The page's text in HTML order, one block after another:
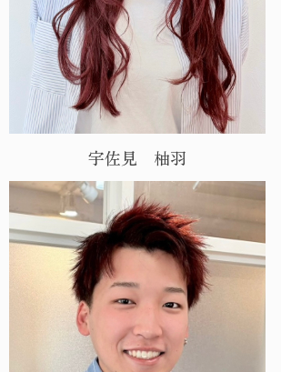
宇佐見 柚羽